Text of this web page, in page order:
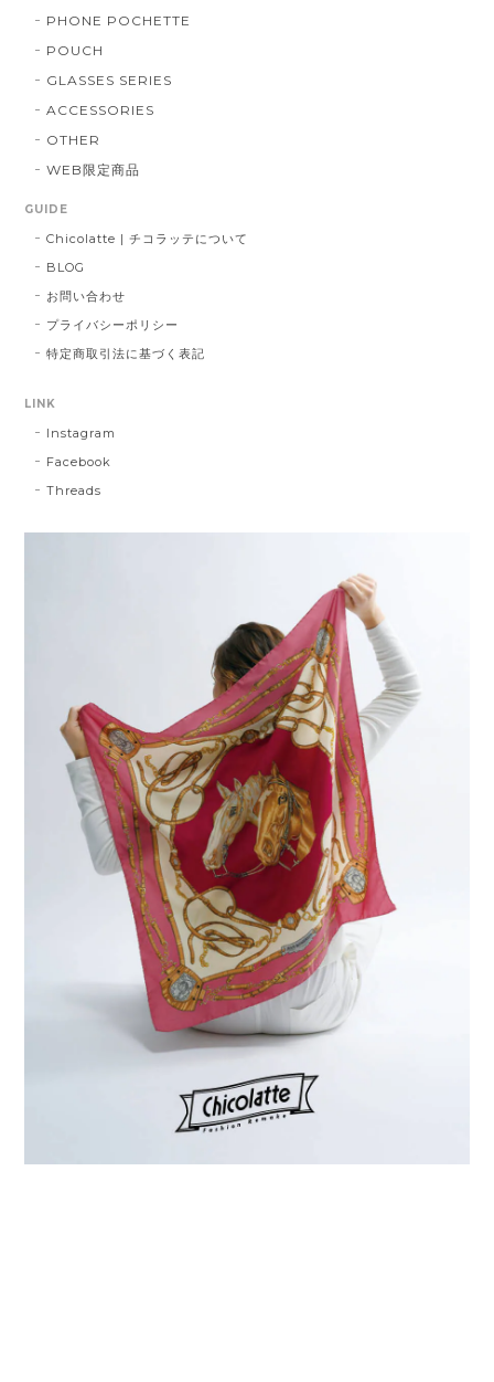
PHONE POCHETTE
POUCH
GLASSES SERIES
ACCESSORIES
OTHER
WEB限定商品
GUIDE
Chicolatte | チコラッテについて
BLOG
お問い合わせ
プライバシーポリシー
特定商取引法に基づく表記
LINK
Instagram
Facebook
Threads